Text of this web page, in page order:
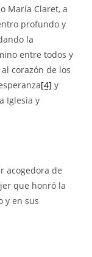
María Claret, a
profundo y
la
entre todos y
corazón de los
[4] y
Iglesia y
acogedora de
que honró la
y en sus